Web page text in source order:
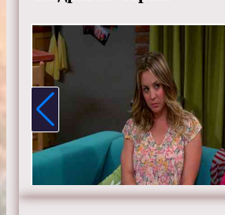
телефоне, планшете, пк или
theorybigbang.ru.